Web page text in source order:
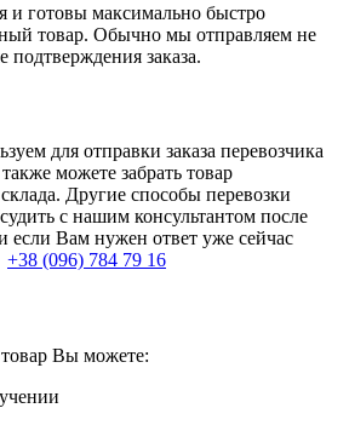
готовы максимально быстро
товар. Обычно мы отправляем не
подтверждения заказа.
для отправки заказа перевозчика
можете забрать товар
Другие способы перевозки
с нашим консультантом после
если Вам нужен ответ уже сейчас
+38 (096) 784 79 16
Вы можете: